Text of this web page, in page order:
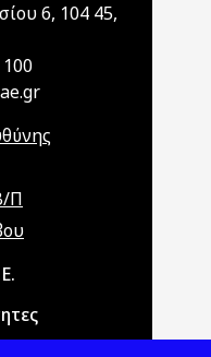
6, 104 45,
Π